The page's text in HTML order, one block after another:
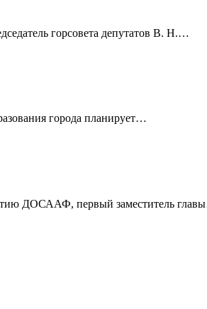
горсовета депутатов В. Н.…
города планирует…
ДОСААФ, первый заместитель главы